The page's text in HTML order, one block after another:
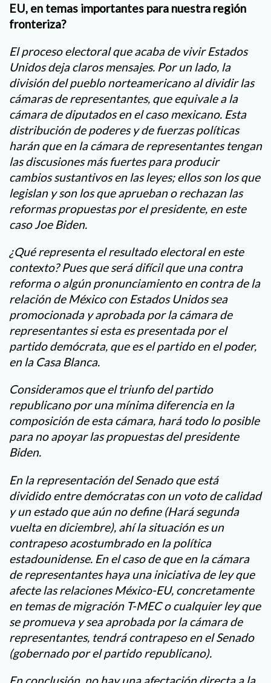
EU, en temas importantes para nuestra región
fronteriza?
El proceso electoral que acaba de vivir Estados
Unidos deja claros mensajes. Por un lado, la
división del pueblo norteamericano al dividir las
cámaras de representantes, que equivale a la
cámara de diputados en el caso mexicano. Esta
distribución de poderes y de fuerzas políticas
harán que en la cámara de representantes tengan
las discusiones más fuertes para producir
cambios sustantivos en las leyes; ellos son los que
legislan y son los que aprueban o rechazan las
reformas propuestas por el presidente, en este
caso Joe Biden.
¿Qué representa el resultado electoral en este
contexto? Pues que será difícil que una contra
reforma o algún pronunciamiento en contra de la
relación de México con Estados Unidos sea
promocionada y aprobada por la cámara de
representantes si esta es presentada por el
partido demócrata, que es el partido en el poder,
en la Casa Blanca.
Consideramos que el triunfo del partido
republicano por una mínima diferencia en la
composición de esta cámara, hará todo lo posible
para no apoyar las propuestas del presidente
Biden.
En la representación del Senado que está
dividido entre demócratas con un voto de calidad
y un estado que aún no define (Hará segunda
vuelta en diciembre), ahí la situación es un
contrapeso acostumbrado en la política
estadounidense. En el caso de que en la cámara
de representantes haya una iniciativa de ley que
afecte las relaciones México-EU, concretamente
en temas de migración T-MEC o cualquier ley que
se promueva y sea aprobada por la cámara de
representantes, tendrá contrapeso en el Senado
(gobernado por el partido republicano).
En conclusión, no hay una afectación directa a la